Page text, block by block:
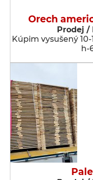
Orech
Prodej /
Kúpim vysušený
h-